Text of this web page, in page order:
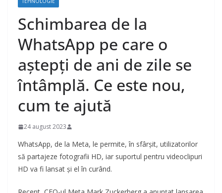
Schimbarea de la
WhatsApp pe care o
aștepți de ani de zile se
întâmplă. Ce este nou,
cum te ajută
24 august 2023
WhatsApp, de la Meta, le permite, în sfârșit, utilizatorilor
să partajeze fotografii HD, iar suportul pentru videoclipuri
HD va fi lansat și el în curând.